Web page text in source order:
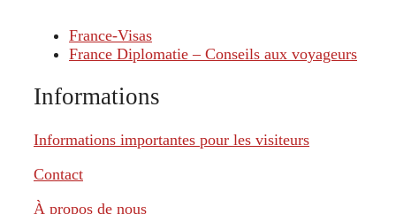
France-Visas
France Diplomatie – Conseils aux voyageurs
Informations
Informations importantes pour les visiteurs
Contact
À propos de nous